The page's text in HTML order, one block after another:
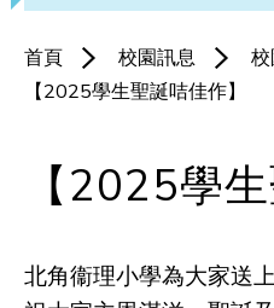
首頁 校園訊息
【2025學生聖誕咭佳作】
【2025學
北角衞理小學為大家送